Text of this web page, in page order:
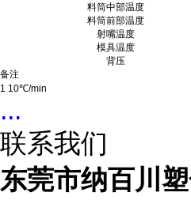
料筒中部温度
料筒前部温度
射嘴温度
模具温度
背压
备注
1 10℃/min
...
联系我们
东莞市纳百川